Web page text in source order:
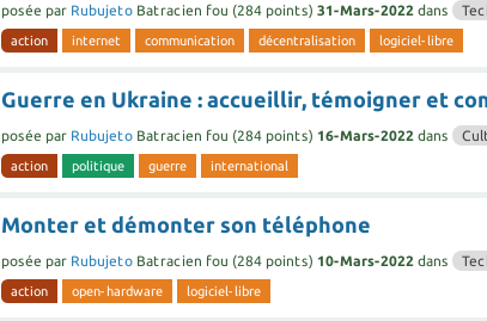
posée par Rubujeto Batracien fou (284 points) 31-Mars-2022 dans
action internet communication décentralisation logiciel-libre
Guerre en Ukraine : accueillir, témoigner et
posée par Rubujeto Batracien fou (284 points) 16-Mars-2022 dans
action politique guerre international
Monter et démonter son téléphone
posée par Rubujeto Batracien fou (284 points) 10-Mars-2022 dans
action open-hardware logiciel-libre